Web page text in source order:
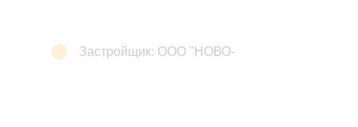
Застройщик: ООО "НОВО-